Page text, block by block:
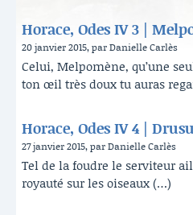
Horace, Odes IV 3 |
20 janvier 2015, par Danielle Carlès
Celui, Melpomène, qu’une
ton œil très doux tu auras
Horace, Odes IV 4 |
27 janvier 2015, par Danielle Carlès
Tel de la foudre le serviteur
royauté sur les oiseaux (…)